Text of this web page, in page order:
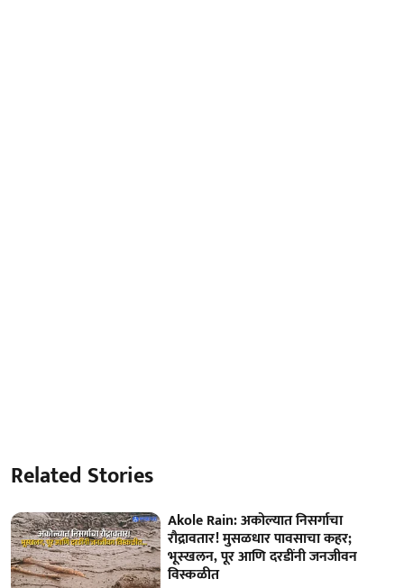
Related Stories
Akole Rain: अकोल्यात निसर्गाचा
रौद्रावतार! मुसळधार पावसाचा कहर;
भूस्खलन, पूर आणि दरडींनी जनजीवन
विस्कळीत